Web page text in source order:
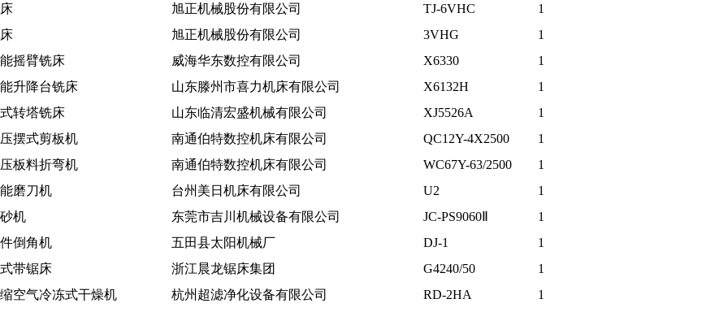
旭正机械股份有限公司 TJ-6VHC
1
旭正机械股份有限公司 3VHG
1
摇臂铣床
威海华东数控有限公司 X6330
1
升降台铣床
山东滕州市喜力机床有限公司 X6132H
1
转塔铣床
山东临清宏盛机械有限公司 XJ5526A
1
摆式剪板机
南通伯特数控机床有限公司 QC12Y-4X2500
1
板料折弯机
南通伯特数控机床有限公司 WC67Y-63/2500
1
磨刀机
台州美日机床有限公司 U2
1
机
东莞市吉川机械设备有限公司 JC-PS9060Ⅱ
1
倒角机
五田县太阳机械厂 DJ-1
1
带锯床
浙江晨龙锯床集团 G4240/50
1
空气冷冻式干燥机
杭州超滤净化设备有限公司 RD-2HA
1